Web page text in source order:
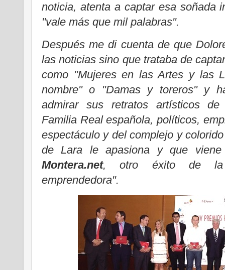
noticia, atenta a captar esa soñada
"vale más que mil palabras".
Después me di cuenta de que
las noticias sino que trataba de
como "Mujeres en las Artes y las
nombre" o "Damas y toreros" y
admirar sus retratos artísticos de
Familia Real española, políticos,
espectáculo y del complejo y
de Lara le apasiona y que
Montera.net, otro éxito de la
emprendedora".